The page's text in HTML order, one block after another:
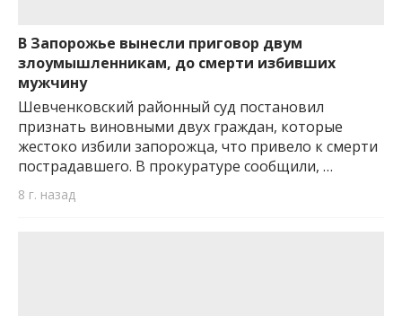
В Запорожье вынесли приговор двум
злоумышленникам, до смерти избивших
мужчину
Шевченковский районный суд постановил
признать виновными двух граждан, которые
жестоко избили запорожца, что привело к смерти
пострадавшего. В прокуратуре сообщили, …
8 г. назад